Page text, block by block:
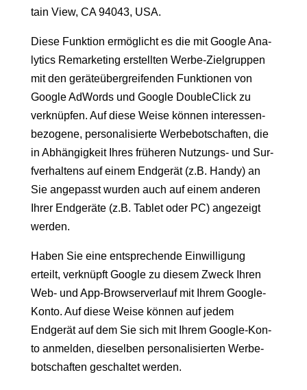
tain View, CA 94043, USA.
Diese Funk­tion ermöglicht es die mit Google Ana­
lyt­ics Remar­ket­ing erstell­ten Werbe-Ziel­grup­pen
mit den geräteüber­greifend­en Funk­tio­nen von
Google AdWords und Google Dou­bleClick zu
verknüpfen. Auf diese Weise kön­nen inter­essen­
be­zo­gene, per­son­al­isierte Wer­be­botschaften, die
in Abhängigkeit Ihres früheren Nutzungs- und Sur­
fver­hal­tens auf einem Endgerät (z.B. Handy) an
Sie angepasst wur­den auch auf einem anderen
Ihrer Endgeräte (z.B. Tablet oder PC) angezeigt
werden.
Haben Sie eine entsprechende Ein­willi­gung
erteilt, verknüpft Google zu diesem Zweck Ihren
Web- und App-Browserver­lauf mit Ihrem Google-
Kon­to. Auf diese Weise kön­nen auf jedem
Endgerät auf dem Sie sich mit Ihrem Google-Kon­
to anmelden, diesel­ben per­son­al­isierten Wer­be­
botschaften geschal­tet werden.